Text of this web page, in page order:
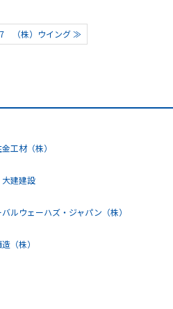
（株）ウイング ≫
工材（株）
建建設
ルウェーハズ・ジャパン（株）
（株）